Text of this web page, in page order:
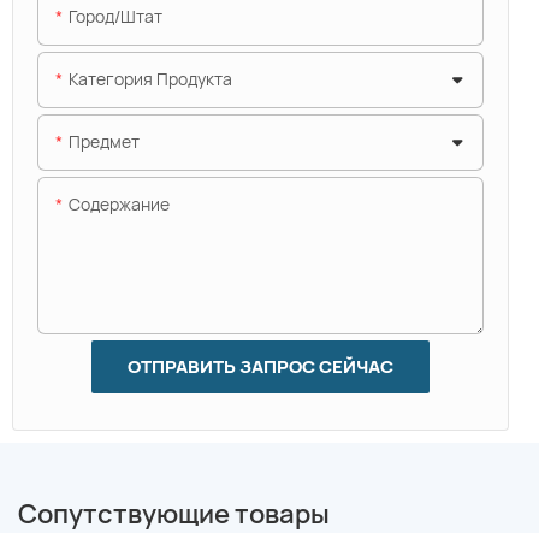
Город/штат
Категория Продукта
Предмет
Содержание
ОТПРАВИТЬ ЗАПРОС СЕЙЧАС
Сопутствующие товары